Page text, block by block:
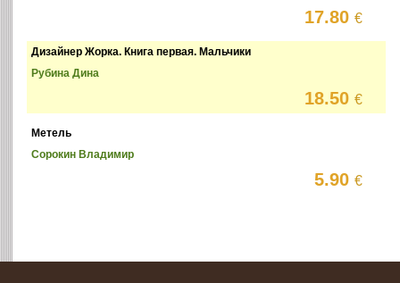
17.80€
Дизайнер Жорка. Книга первая. Мальчики
Рубина Дина
18.50€
Метель
Сорокин Владимир
5.90€